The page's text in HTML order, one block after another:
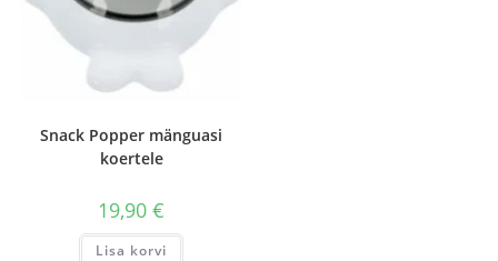
Snack Popper mänguasi
koertele
19,90€
Lisa korvi